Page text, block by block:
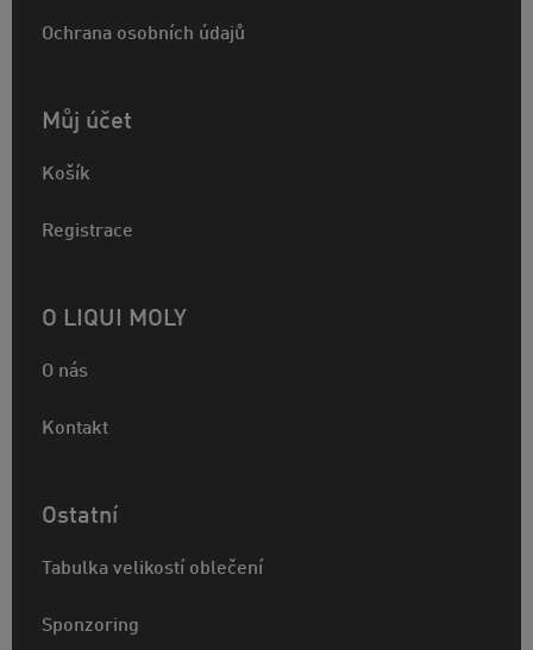
Ochrana osobních údajů
Můj účet
Košík
Registrace
O LIQUI MOLY
O nás
Kontakt
Ostatní
Tabulka velikostí oblečení
Sponzoring